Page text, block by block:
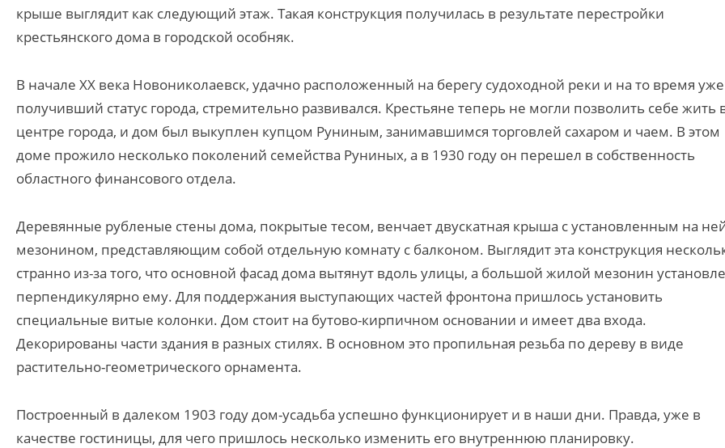
крыше выглядит как следующий этаж. Такая конструкция получилась в результате перестройки
крестьянского дома в городской особняк.
В начале ХХ века Новониколаевск, удачно расположенный на берегу судоходной реки и на то время уже
получивший статус города, стремительно развивался. Крестьяне теперь не могли позволить себе жить
центре города, и дом был выкуплен купцом Руниным, занимавшимся торговлей сахаром и чаем. В этом
доме прожило несколько поколений семейства Руниных, а в 1930 году он перешел в собственность
областного финансового отдела.
Деревянные рубленые стены дома, покрытые тесом, венчает двускатная крыша с установленным на
мезонином, представляющим собой отдельную комнату с балконом. Выглядит эта конструкция
странно из-за того, что основной фасад дома вытянут вдоль улицы, а большой жилой мезонин
перпендикулярно ему. Для поддержания выступающих частей фронтона пришлось установить
специальные витые колонки. Дом стоит на бутово-кирпичном основании и имеет два входа.
Декорированы части здания в разных стилях. В основном это пропильная резьба по дереву в виде
растительно-геометрического орнамента.
Построенный в далеком 1903 году дом-усадьба успешно функционирует и в наши дни. Правда, уже в
качестве гостиницы, для чего пришлось несколько изменить его внутреннюю планировку.